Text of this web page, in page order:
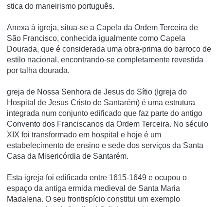
stica do maneirismo português.
Anexa à igreja, situa-se a Capela da Ordem Terceira de
São Francisco, conhecida igualmente como Capela
Dourada, que é considerada uma obra-prima do barroco de
estilo nacional, encontrando-se completamente revestida
por talha dourada.
greja de Nossa Senhora de Jesus do Sítio (Igreja do
Hospital de Jesus Cristo de Santarém) é uma estrutura
integrada num conjunto edificado que faz parte do antigo
Convento dos Franciscanos da Ordem Terceira. No século
XIX foi transformado em hospital e hoje é um
estabelecimento de ensino e sede dos serviços da Santa
Casa da Misericórdia de Santarém.
Esta igreja foi edificada entre 1615-1649 e ocupou o
espaço da antiga ermida medieval de Santa Maria
Madalena. O seu frontispício constitui um exemplo